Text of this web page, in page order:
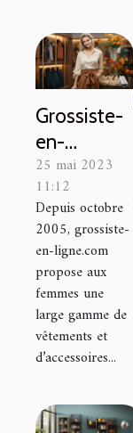
Grossiste-
en-
ligne.com :
le site qui
vous
propose
des articles
de mode
féminine
de haute
25 mai 2023
11:12
Depuis octobre
2005, grossiste-
en-ligne.com
propose aux
femmes une
large gamme de
vêtements et
d’accessoires...